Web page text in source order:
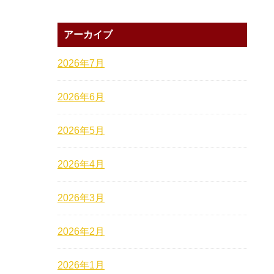
アーカイブ
2026年7月
2026年6月
2026年5月
2026年4月
2026年3月
2026年2月
2026年1月